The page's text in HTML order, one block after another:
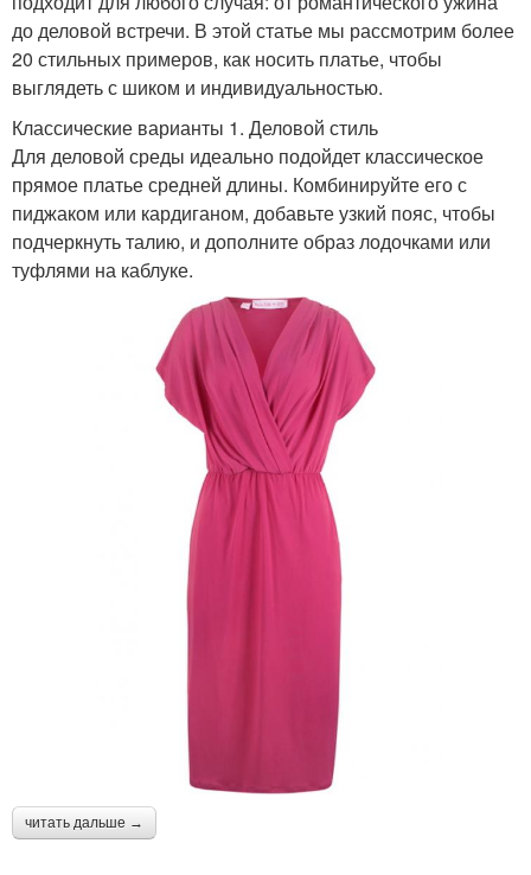
до деловой встречи. В этой статье мы рассмотрим более
20 стильных примеров, как носить платье, чтобы
выглядеть с шиком и индивидуальностью.
Классические варианты 1. Деловой стиль
Для деловой среды идеально подойдет классическое
прямое платье средней длины. Комбинируйте его с
пиджаком или кардиганом, добавьте узкий пояс, чтобы
подчеркнуть талию, и дополните образ лодочками или
туфлями на каблуке.
читать дальше →